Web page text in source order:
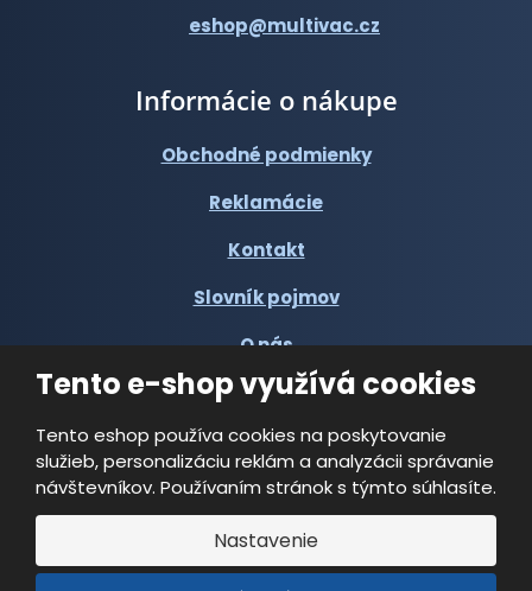
Tento e-shop využívá cookies
Tento eshop používa cookies na poskytovanie
služieb, personalizáciu reklám a analyzácii správanie
návštevníkov. Používaním stránok s týmto súhlasíte.
Nastavenie
eshop@multivac.cz
Informácie o nákupe
Obchodné podmienky
Reklamácie
Kontakt
Slovník pojmov
O nás
© 2026, Multi-VAC spol. s r.o.
Vyrobila